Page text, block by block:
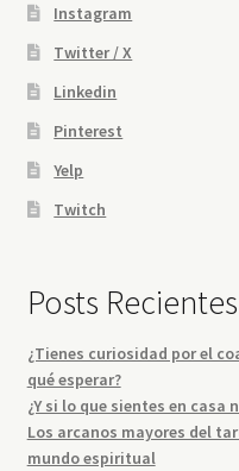
Instagram
Twitter / X
Linkedin
Pinterest
Yelp
Twitch
Posts Recientes
¿Tienes curiosidad por el
qué esperar?
¿Y si lo que sientes en casa
Los arcanos mayores del
mundo espiritual